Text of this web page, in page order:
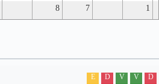
8 7 1
E D V V D